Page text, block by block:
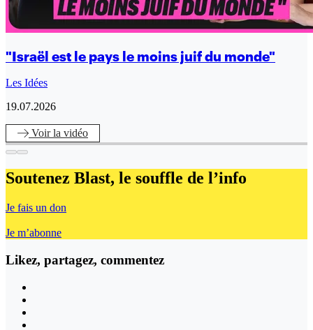
"Israël est le pays le moins juif du monde"
Les Idées
19.07.2026
Voirla vidéo
Soutenez Blast, le souffle de l’info
Je fais un don
Je m’abonne
Likez, partagez, commentez